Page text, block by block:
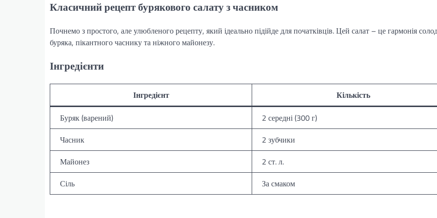
Класичний рецепт бурякового салату з часником
Почнемо з простого, але улюбленого рецепту, який ідеально підійде для початківців. Цей салат – це гармонія
буряка, пікантного часнику та ніжного майонезу.
Інгредієнти
Інгредієнт
Кількість
Буряк (варений)
2 середні (300 г)
Часник
2 зубчики
Майонез
2 ст. л.
Сіль
За смаком